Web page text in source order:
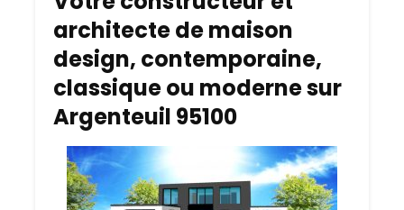
architecte de maison
design, contemporaine,
classique ou moderne sur
Argenteuil 95100